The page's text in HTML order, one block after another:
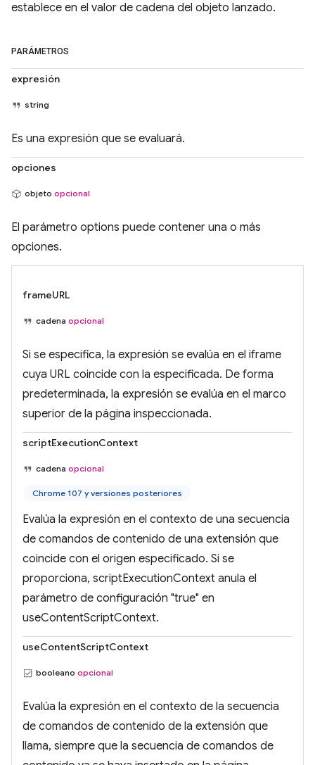
establece en el valor de cadena del objeto lanzado.
PARÁMETROS
expresión
string
Es una expresión que se evaluará.
opciones
objeto opcional
El parámetro options puede contener una o más
opciones.
frameURL
cadena opcional
Si se especifica, la expresión se evalúa en el iframe
cuya URL coincide con la especificada. De forma
predeterminada, la expresión se evalúa en el marco
superior de la página inspeccionada.
scriptExecutionContext
cadena opcional
Chrome 107 y versiones posteriores
Evalúa la expresión en el contexto de una secuencia
de comandos de contenido de una extensión que
coincide con el origen especificado. Si se
proporciona, scriptExecutionContext anula el
parámetro de configuración "true" en
useContentScriptContext.
useContentScriptContext
booleano opcional
Evalúa la expresión en el contexto de la secuencia
de comandos de contenido de la extensión que
llama, siempre que la secuencia de comandos de